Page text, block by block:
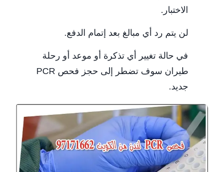
الاختبار.
لن يتم رد أي مبالغ بعد إتمام الدفع.
في حالة تغيير أي تذكرة أو موعد أو رحلة
طيران سوف تضطر إلى حجز فحص PCR
جديد.